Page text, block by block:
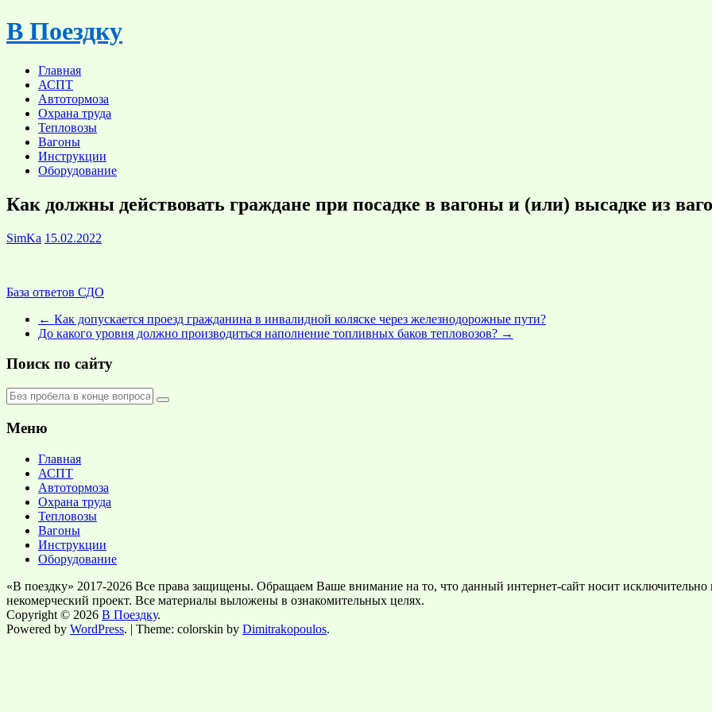
Skip
to
В Поездку
Главная
АСПТ
Автотормоза
Охрана труда
Тепловозы
Вагоны
Инструкции
Оборудование
Как должны действовать граждане при посадке в вагоны и (или) высадке из
SimKa 15.02.2022
База ответов СДО
← Как допускается проезд гражданина в инвалидной коляске через железнодорожные пути?
До какого уровня должно производиться наполнение топливных баков тепловозов? →
Поиск по сайту
Меню
Главная
АСПТ
Автотормоза
Охрана труда
Тепловозы
Вагоны
Инструкции
Оборудование
«В поездку» 2017-2026 Все права защищены. Обращаем Ваше внимание на то, что данный интернет-сайт носит
некомерческий проект. Все материалы выложены в ознакомительных целях.
Copyright © 2026 В Поездку.
Powered by WordPress. | Theme: colorskin by Dimitrakopoulos.